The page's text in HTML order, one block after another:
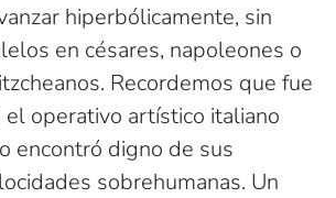
hiperbólicamente, sin
en césares, napoleones o
Recordemos que fue
operativo artístico italiano
encontró digno de sus
sobrehumanas. Un